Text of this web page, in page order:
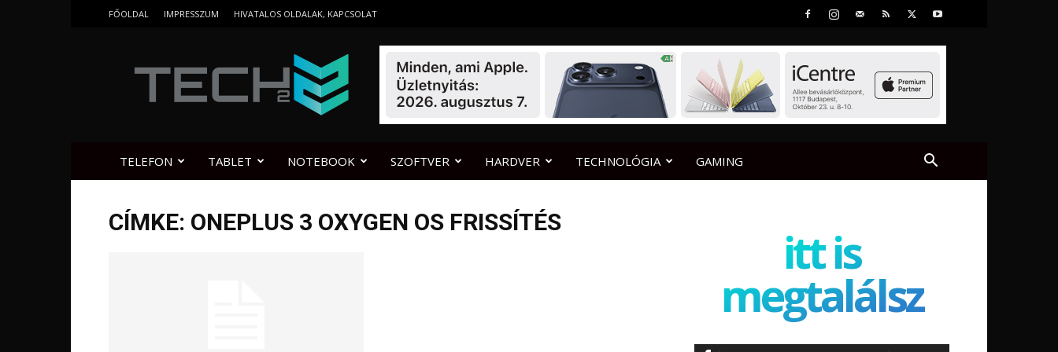
FŐOLDAL IMPRESSZUM HIVATALOS OLDALAK, KAPCSOLAT
TELEFON TABLET NOTEBOOK SZOFTVER HARDVER TECHNOLÓGIA GAMING
CÍMKE: ONEPLUS 3 OXYGEN OS FRISSÍTÉS
itt is
megtalálsz